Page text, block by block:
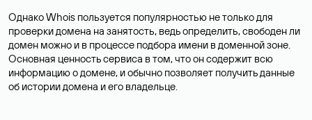
Однако Whois пользуется популярностью не только для
проверки домена на занятость, ведь определить, свободен ли
домен можно и в процессе подбора имени в доменной зоне.
Основная ценность сервиса в том, что он содержит всю
информацию о домене, и обычно позволяет получить данные
об истории домена и его владельце.